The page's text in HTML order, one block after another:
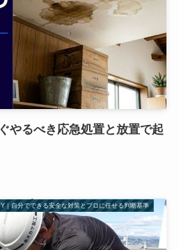
やるべき応急処置と放置で起
｜自分でできる安全な対策とプロに任せる判断基準